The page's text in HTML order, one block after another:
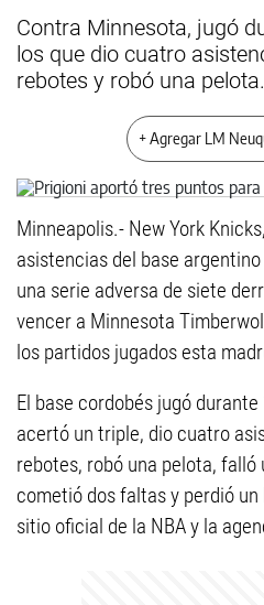
Contra Minnesota, jugó
los que dio cuatro
rebotes y robó una pelota.
+ Agregar LM
Minneapolis.- New York
asistencias del base
una serie adversa de siete
vencer a Minnesota
los partidos jugados esta
El base cordobés jugó
acertó un triple, dio cuatro
rebotes, robó una pelota, falló
cometió dos faltas y perdió
sitio oficial de la NBA y la